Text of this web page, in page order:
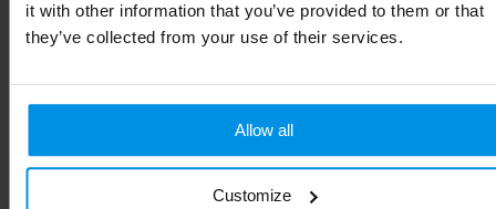
it with other information that you’ve provided to them or that
they’ve collected from your use of their services.
Allow all
Customize